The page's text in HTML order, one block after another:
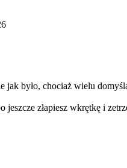
jak było, chociaż wielu
złapiesz wkrętkę i